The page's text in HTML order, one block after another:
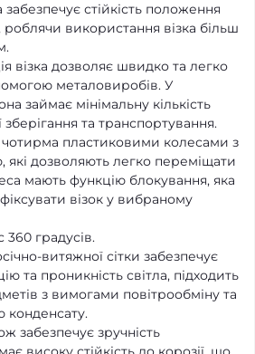
стійкість положення
використання візка більш
візка дозволяє швидко та легко
металовиробів. У
займає мінімальну кількість
та транспортування.
пластиковими колесами з
дозволяють легко переміщати
мають функцію блокування, яка
візок у вибраному
360 градусів.
витяжної сітки забезпечує
та проникність світла, підходить
з вимогами повітрообміну та
конденсату.
забезпечує зручність